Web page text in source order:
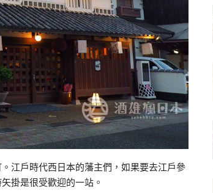
江戶時代西日本的藩主們，如果要去江戶參
掛是很受歡迎的一站。